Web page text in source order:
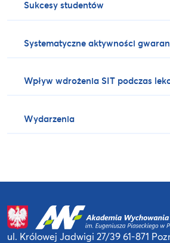
Sukcesy studentów
Systematyczne aktywności
Wpływ wdrożenia SIT podczas
Wydarzenia
ul. Królowej Jadwigi 27/3961-871